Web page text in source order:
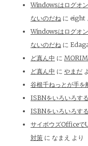
Windowsはログオ
ないのだね に eight
Windowsはログオ
ないのだね に
ど真ん中 に
ど真ん中 に やまだ
谷根千ねっとが手を
ISBNをいろいろす
ISBNをいろいろす
サイボウズOfficeで
対策 に なまえ より